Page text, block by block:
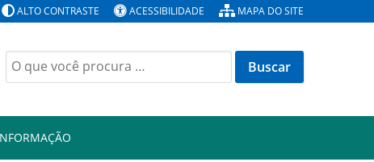
ALTO CONTRASTE ACESSIBILIDADE MAPA DO SITE
Buscar
por: